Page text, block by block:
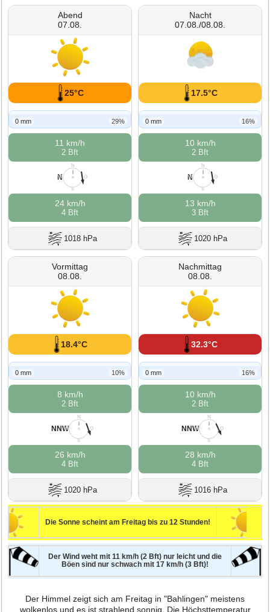
Abend
07.08.
25°C
0 mm 29%
11 km/h
2 Bft
N
O
S
W
N
24 km/h
4 Bft
1018 hPa
Nacht
07.08./08.08.
17.5°C
0 mm 16%
10 km/h
2 Bft
N
O
S
W
N
13 km/h
3 Bft
1020 hPa
Vormittag
08.08.
18.4°C
0 mm 10%
8 km/h
2 Bft
N
O
S
W
NNW
26 km/h
4 Bft
1020 hPa
Nachmittag
08.08.
32.3°C
0 mm 16%
10 km/h
2 Bft
N
O
S
W
NNW
28 km/h
4 Bft
1016 hPa
Die Sonne scheint am Freitag bis zu 12 Stunden!
Der Wind weht mit 11 km/h (2 Bft) nur leicht und die
Böen sind nur schwach mit 17 km/h (3 Bft)!
Der Himmel zeigt sich am Freitag in "Bahlingen" meistens
wolkenlos und es ist strahlend sonnig. Die Höchsttemperatur